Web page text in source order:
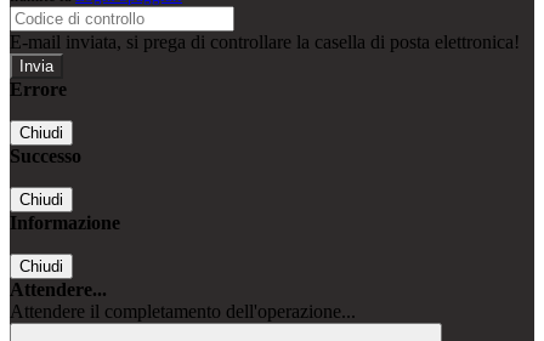
E-mail inviata, si prega di controllare la casella di posta elettronica!
Errore
Chiudi
Successo
Chiudi
Informazione
Chiudi
Attendere...
Attendere il completamento dell'operazione...